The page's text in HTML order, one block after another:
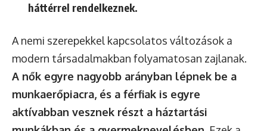
háttérrel rendelkeznek.
A nemi szerepekkel kapcsolatos változások a
modern társadalmakban folyamatosan zajlanak.
A nők egyre nagyobb arányban lépnek be a
munkaerőpiacra, és a férfiak is egyre
aktívabban vesznek részt a háztartási